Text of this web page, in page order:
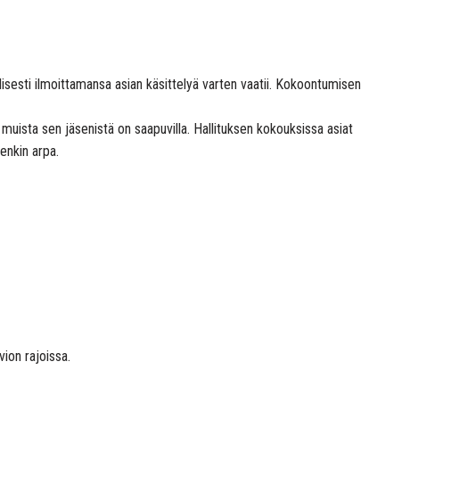
ilmoittamansa asian käsittelyä varten vaatii. Kokoontumisen
sen jäsenistä on saapuvilla. Hallituksen kokouksissa asiat
arpa.
rajoissa.